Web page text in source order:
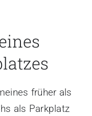
früher als
als Parkplatz